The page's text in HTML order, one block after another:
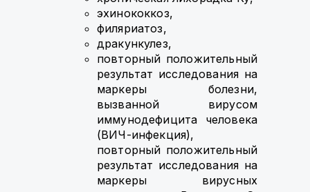
эхинококкоз,
филяриатоз,
дракункулез,
повторный положительный
результат исследования на
маркеры болезни,
вызванной вирусом
иммунодефицита человека
(ВИЧ-инфекция),
повторный положительный
результат исследования на
маркеры вирусных